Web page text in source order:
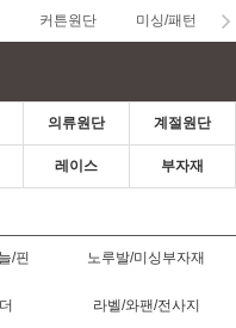
커튼원단 미싱/패턴
의류원단 계절원단
레이스 부자재
/핀 노루발/미싱부자재
라벨/와팬/전사지